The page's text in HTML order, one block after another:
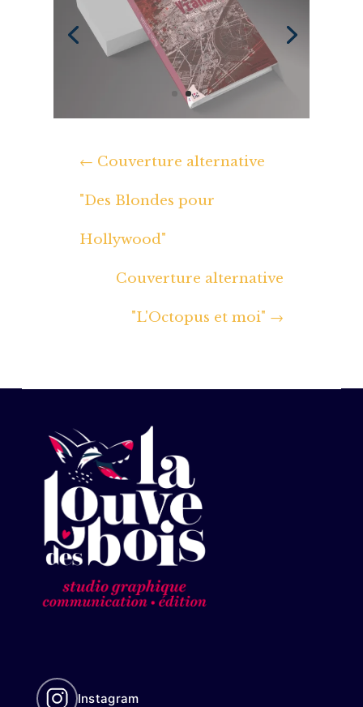
← Couverture alternative
"Des Blondes pour
Hollywood"
Couverture alternative
"L'Octopus et moi" →
Instagram